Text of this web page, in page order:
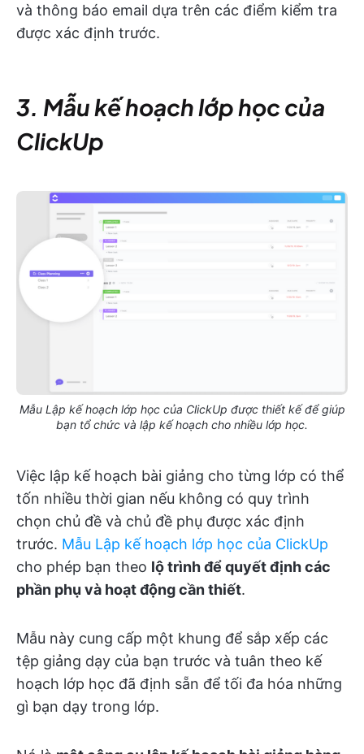
và thông báo email dựa trên các điểm kiểm tra
được xác định trước.
3. Mẫu kế hoạch lớp học của
ClickUp
Mẫu Lập kế hoạch lớp học của ClickUp được thiết kế để giúp
bạn tổ chức và lập kế hoạch cho nhiều lớp học.
Việc lập kế hoạch bài giảng cho từng lớp có thể
tốn nhiều thời gian nếu không có quy trình
chọn chủ đề và chủ đề phụ được xác định
trước. Mẫu Lập kế hoạch lớp học của ClickUp
cho phép bạn theo lộ trình để quyết định các
phần phụ và hoạt động cần thiết.
Mẫu này cung cấp một khung để sắp xếp các
tệp giảng dạy của bạn trước và tuân theo kế
hoạch lớp học đã định sẵn để tối đa hóa những
gì bạn dạy trong lớp.